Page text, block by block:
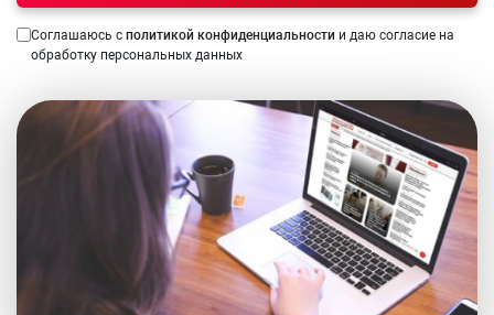
Соглашаюсь с политикой конфиденциальности и даю согласие на
обработку персональных данных